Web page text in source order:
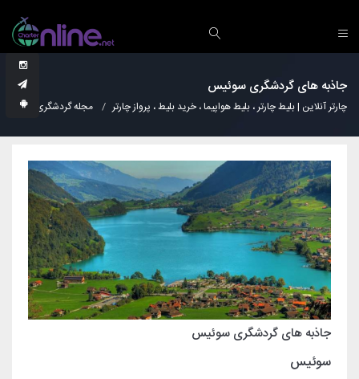
جاذبه های گردشگری سوئیس
چارتر آنلاین | بلیط چارتر ، بلیط هواپیما ، خرید بلیط ، پرواز چارتر مجله گردشگری
جاذبه های گردشگری سوئیس
سوئیس